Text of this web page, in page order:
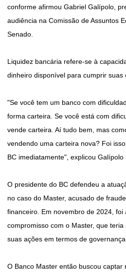
conforme afirmou Gabriel Galípolo,
audiência na Comissão de Assuntos
Senado.
Liquidez bancária refere-se à
dinheiro disponível para cumprir suas
"Se você tem um banco com
forma carteira. Se você está com
vende carteira. Aí tudo bem, mas
vendendo uma carteira nova? Foi
BC imediatamente", explicou Galípolo
O presidente do BC defendeu a
no caso do Master, acusado de
financeiro. Em novembro de 2024,
compromisso com o Master, que
suas ações em termos de
O Banco Master então buscou captar